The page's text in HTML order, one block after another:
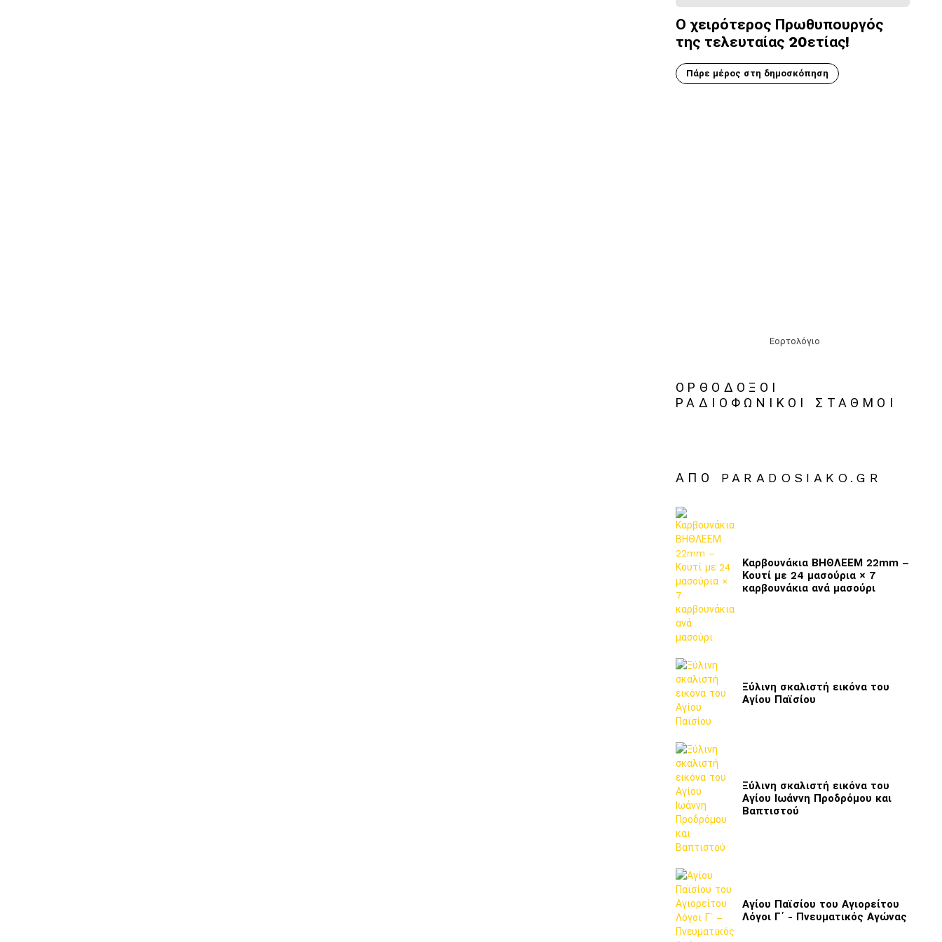
Ο χειρότερος Πρωθυπουργός
της τελευταίας 20ετίας!
Πάρε μέρος στη δημοσκόπηση
Εορτολόγιο
ΟΡΘΟΔΟΞΟΙ
ΡΑΔΙΟΦΩΝΙΚΟΙ ΣΤΑΘΜΟΙ
ΑΠΌ PARADOSIAKO.GR
Καρβουνάκια ΒΗΘΛΕΕΜ 22mm –
Κουτί με 24 μασούρια × 7
καρβουνάκια ανά μασούρι
Ξύλινη σκαλιστή εικόνα του
Αγίου Παϊσίου
Ξύλινη σκαλιστή εικόνα του
Αγίου Ιωάννη Προδρόμου και
Βαπτιστού
Αγίου Παϊσίου του Αγιορείτου
Λόγοι Γ΄ - Πνευματικός Αγώνας